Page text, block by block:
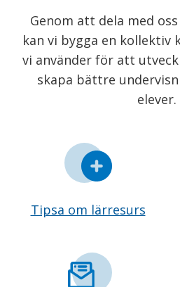
Genom att dela med
kan vi bygga en kollektiv
vi använder för att
skapa bättre
elever.
Tipsa om lärresurs